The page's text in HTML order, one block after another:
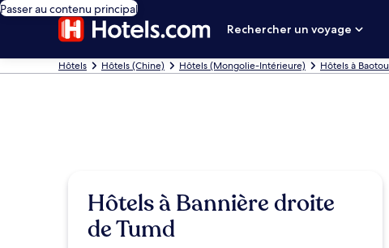
Passer au contenu principal
Rechercher un voyage
Hôtels Hôtels (Chine) Hôtels (Mongolie-Intérieure) Hôtels à Baotou
Hôtels à Bannière droite
de Tumd